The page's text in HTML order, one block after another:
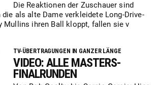
Die Reaktionen der Zuschauer sind
als alte Dame verkleidete Long-Drive-
Mullins ihren Ball kloppt, fallen sie v
TV-ÜBERTRAGUNGEN IN GANZER LÄNGE
VIDEO: ALLE MASTERS-
FINALRUNDEN